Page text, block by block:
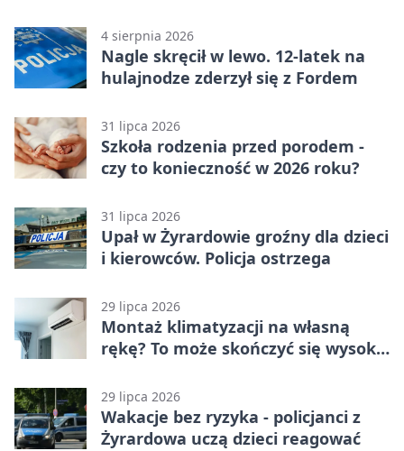
4 sierpnia 2026
Nagle skręcił w lewo. 12-latek na
hulajnodze zderzył się z Fordem
31 lipca 2026
Szkoła rodzenia przed porodem -
czy to konieczność w 2026 roku?
31 lipca 2026
Upał w Żyrardowie groźny dla dzieci
i kierowców. Policja ostrzega
29 lipca 2026
Montaż klimatyzacji na własną
rękę? To może skończyć się wysoką
29 lipca 2026
Wakacje bez ryzyka - policjanci z
Żyrardowa uczą dzieci reagować